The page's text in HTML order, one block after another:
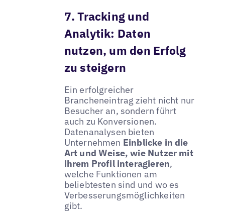
7. Tracking und
Analytik: Daten
nutzen, um den Erfolg
zu steigern
Ein erfolgreicher
Brancheneintrag zieht nicht nur
Besucher an, sondern führt
auch zu Konversionen.
Datenanalysen bieten
Unternehmen Einblicke in die
Art und Weise, wie Nutzer mit
ihrem Profil interagieren,
welche Funktionen am
beliebtesten sind und wo es
Verbesserungsmöglichkeiten
gibt.